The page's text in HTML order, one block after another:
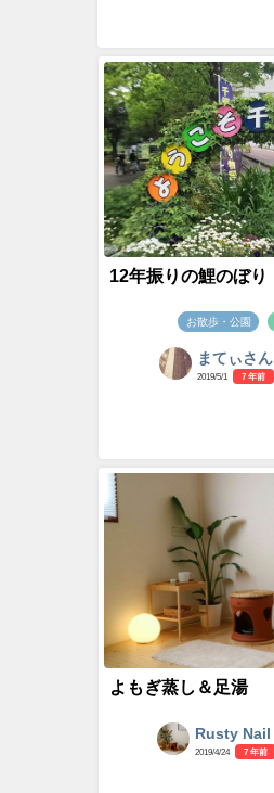
12年振りの鯉のぼり
お散歩・公園
まてぃさん
2019/5/1 7 年前
よもぎ蒸し＆足湯
Rusty Nail
2019/4/24 7 年前